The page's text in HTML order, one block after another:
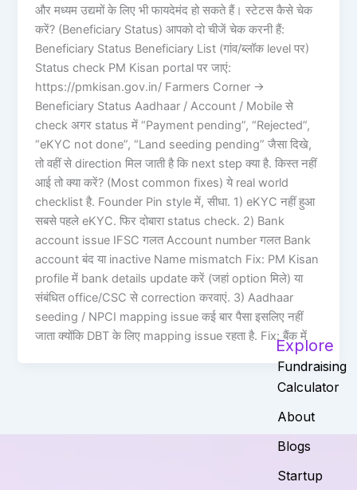
और मध्यम उद्यमों के लिए भी फायदेमंद हो सकते हैं। स्टेटस कैसे चेक
करें? (Beneficiary Status) आपको दो चीजें चेक करनी हैं:
Beneficiary Status Beneficiary List (गांव/ब्लॉक level पर)
Status check PM Kisan portal पर जाएं:
https://pmkisan.gov.in/ Farmers Corner ->
Beneficiary Status Aadhaar / Account / Mobile से
check अगर status में “Payment pending”, “Rejected”,
“eKYC not done”, “Land seeding pending” जैसा दिखे,
तो वहीं से direction मिल जाती है कि next step क्या है. किस्त नहीं
आई तो क्या करें? (Most common fixes) ये real world
checklist है. Founder Pin style में, सीधा. 1) eKYC नहीं हुआ
सबसे पहले eKYC. फिर दोबारा status check. 2) Bank
account issue IFSC गलत Account number गलत Bank
account बंद या inactive Name mismatch Fix: PM Kisan
profile में bank details update करें (जहां option मिले) या
संबंधित office/CSC से correction करवाएं. 3) Aadhaar
seeding / NPCI mapping issue कई बार पैसा इसलिए नहीं
जाता क्योंकि DBT के लिए mapping issue रहता है. Fix: बैंक में
Explore
Fundraising
Calculator
About
Blogs
Startup